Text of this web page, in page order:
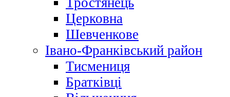
Церковна
Шевченкове
Івано-Франківський район
Тисмениця
Братківці